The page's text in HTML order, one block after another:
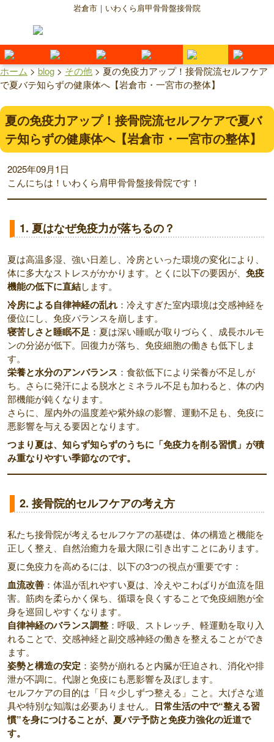
岩倉市｜いわくら肩甲骨骨盤接骨院
ホーム > blog > その他 > 夏の免疫力アップ！接骨院流セルフケア
で夏バテ知らずの健康体へ【岩倉市・一宮市の整体】
夏の免疫力アップ！接骨院流セルフケアで夏バ
テ知らずの健康体へ【岩倉市・一宮市の整体】
2025年09月1日
こんにちは！いわくら肩甲骨骨盤接骨院です！
1. 夏はなぜ免疫力が落ちるの？
夏は高温多湿、強い日差し、冷房といった環境の変化により、
体に多大なストレスがかかります。とくに以下の要因が、 免疫
機能の低下に直結します。
冷房による自律神経の乱れ：冷えすぎた室内環境は交感神経を
優位にし、免疫バランスを崩します。
寝苦しさと睡眠不足 ：夏は深い睡眠が取りづらく、成長ホルモ
ンの分泌が低下。回復力が落ち、免疫細胞の働きも低下しま
す。
栄養と水分のアンバランス ：食欲低下により栄養が不足しが
ち。さらに発汗による脱水とミネラル不足も加わると、体の内
部機能が鈍くなります。
さらに、屋内外の温度差や紫外線の影響、運動不足も、免疫に
悪影響を与える要因となります。
つまり夏は、知らず知らずのうちに「免疫力を削る習慣」が積
み重なりやすい季節なのです。
2. 接骨院的セルフケアの考え方
私たち接骨院が考えるセルフケアの基礎は、体の構造と機能を
正しく整え、自然治癒力を最大限に引き出すことにあります。
夏に免疫力を高めるには、以下の3つの視点が重要です：
血流改善 ：体温が乱れやすい夏は、冷えやこわばりが血流を阻
害。筋肉を柔らかく保ち、循環を良くすることで免疫細胞が全
身を巡回しやすくなります。
自律神経のバランス調整 ：呼吸、ストレッチ、軽運動を取り入
れることで、交感神経と副交感神経の働きを整えることができ
ます。
姿勢と構造の安定 ：姿勢が崩れると内臓が圧迫され、消化や排
泄が不調に。代謝と免疫にも悪影響を及ぼします。
セルフケアの目的は「日々少しずつ整える」こと。大げさな道
具や特別な知識は必要ありません。 日常生活の中で“整える習
慣”を身につけることが、夏バテ予防と免疫力強化の近道で
す。